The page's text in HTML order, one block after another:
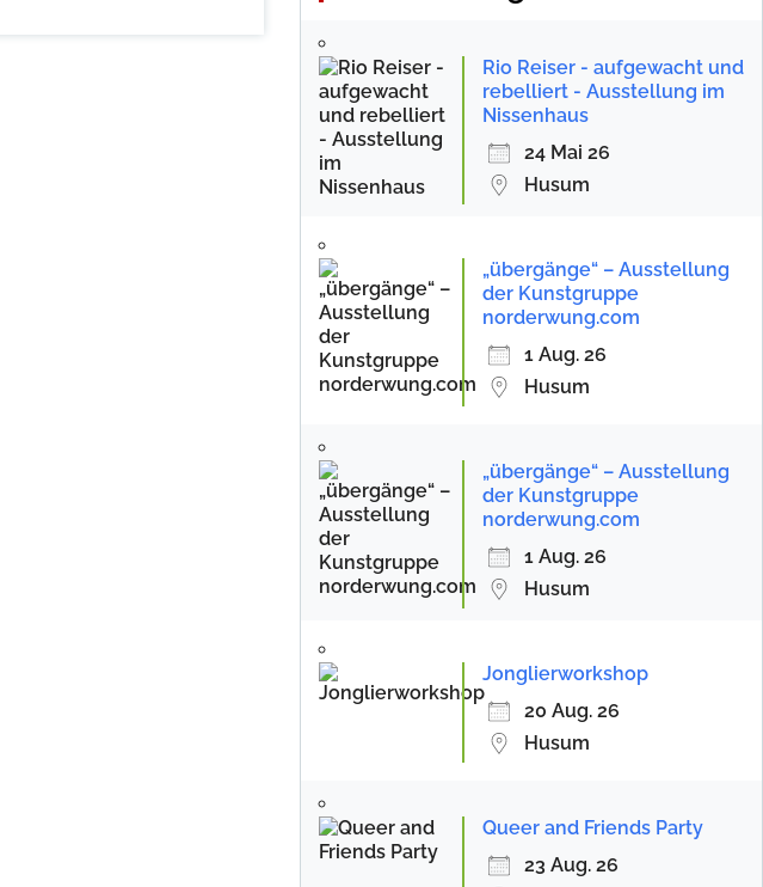
Rio Reiser - aufgewacht und
rebelliert - Ausstellung im
Nissenhaus
24 Mai 26
Husum
„übergänge“ – Ausstellung
der Kunstgruppe
norderwung.com
1 Aug. 26
Husum
„übergänge“ – Ausstellung
der Kunstgruppe
norderwung.com
1 Aug. 26
Husum
Jonglierworkshop
20 Aug. 26
Husum
Queer and Friends Party
23 Aug. 26